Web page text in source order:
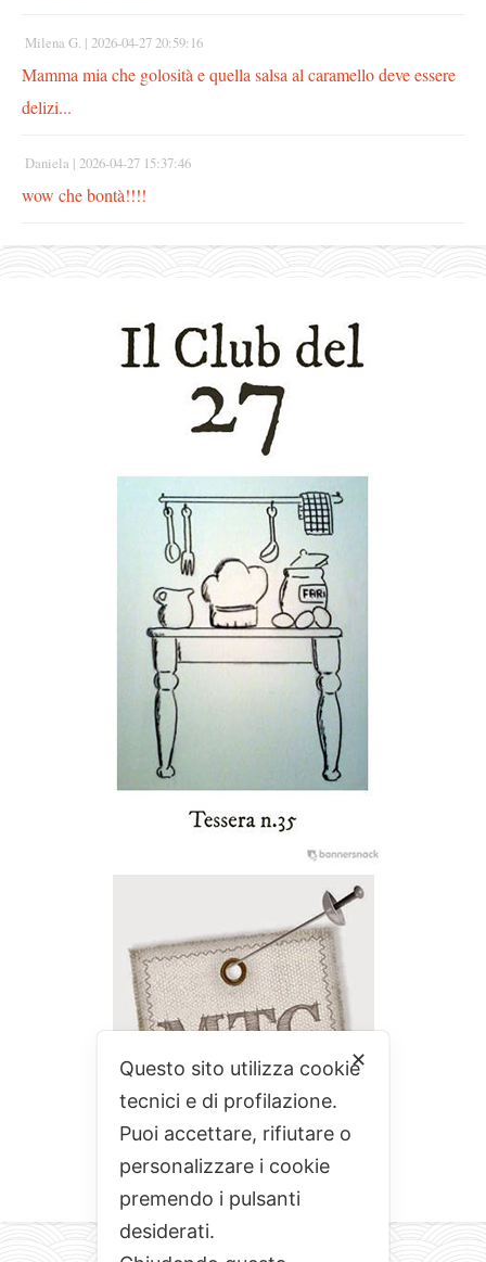
Milena G. | 2026-04-27 20:59:16
Mamma mia che golosità e quella salsa al caramello deve essere
delizi...
Daniela | 2026-04-27 15:37:46
wow che bontà!!!!
✕
Questo sito utilizza cookie
tecnici e di profilazione.
Puoi accettare, rifiutare o
personalizzare i cookie
premendo i pulsanti
desiderati.